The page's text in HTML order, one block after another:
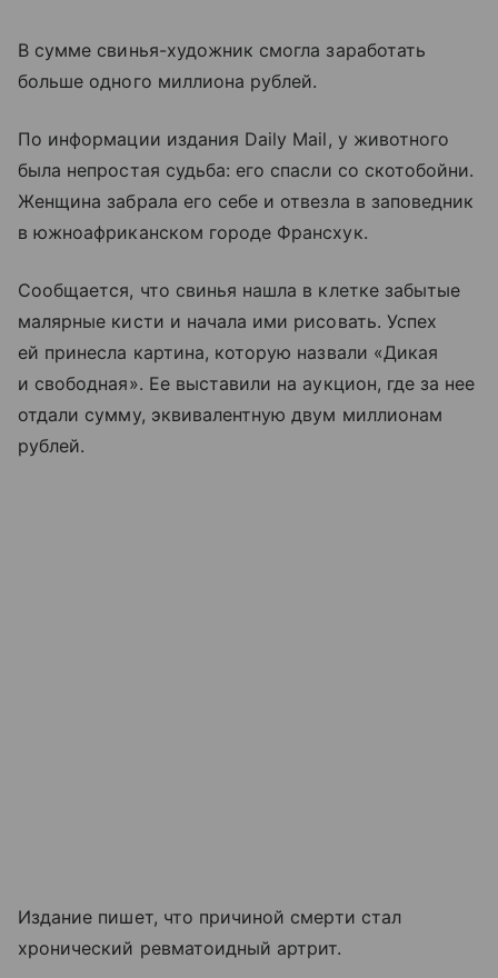
В сумме свинья-художник смогла заработать
больше одного миллиона рублей.
По информации издания Daily Mail, у животного
была непростая судьба: его спасли со скотобойни.
Женщина забрала его себе и отвезла в заповедник
в южноафриканском городе Франсхук.
Сообщается, что свинья нашла в клетке забытые
малярные кисти и начала ими рисовать. Успех
ей принесла картина, которую назвали «Дикая
и свободная». Ее выставили на аукцион, где за нее
отдали сумму, эквивалентную двум миллионам
рублей.
Издание пишет, что причиной смерти стал
хронический ревматоидный артрит.